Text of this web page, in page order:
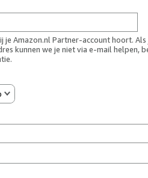
je Amazon.nl Partner-account hoort. Als
kunnen we je niet via e-mail helpen,